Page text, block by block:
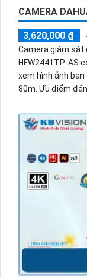
CAMERA
3,620,000 ₫
Camera giám sát
HFW2441TP-AS
xem hình ảnh
80m. Ưu điểm
thông minh
nhờ thân kim
chức năng báo
lúc, giúp bảo vệ